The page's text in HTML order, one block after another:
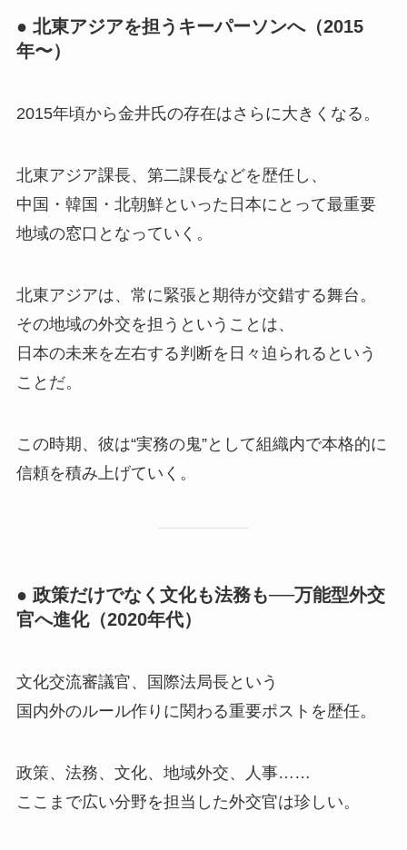
● 北東アジアを担うキーパーソンへ（2015
年〜）
2015年頃から金井氏の存在はさらに大きくなる。
北東アジア課長、第二課長などを歴任し、
中国・韓国・北朝鮮といった日本にとって最重要
地域の窓口となっていく。
北東アジアは、常に緊張と期待が交錯する舞台。
その地域の外交を担うということは、
日本の未来を左右する判断を日々迫られるという
ことだ。
この時期、彼は“実務の鬼”として組織内で本格的に
信頼を積み上げていく。
● 政策だけでなく文化も法務も──万能型外交
官へ進化（2020年代）
文化交流審議官、国際法局長という
国内外のルール作りに関わる重要ポストを歴任。
政策、法務、文化、地域外交、人事……
ここまで広い分野を担当した外交官は珍しい。